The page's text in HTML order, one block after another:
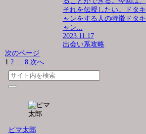
それを伝授したい。ドタキ
ャンをする人の特徴ドタキ
ャン...
2023.11.17
出会い系攻略
次のページ
1 2 … 8 次へ
ピマ太郎